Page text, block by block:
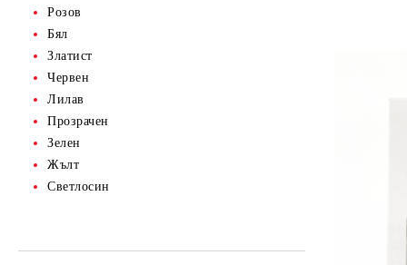
Розов
Бял
Златист
Червен
Лилав
Прозрачен
Зелен
Жълт
Светлосин